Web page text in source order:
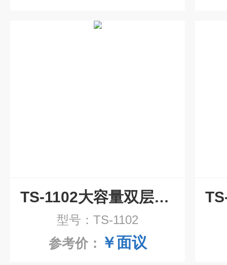
TS-1102大容量双层振荡培养箱
型号：TS-1102
参考价： ￥面议